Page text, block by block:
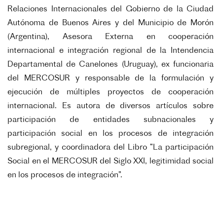
Relaciones Internacionales del Gobierno de la Ciudad
Autónoma de Buenos Aires y del Municipio de Morón
(Argentina), Asesora Externa en cooperación
internacional e integración regional de la Intendencia
Departamental de Canelones (Uruguay), ex funcionaria
del MERCOSUR y responsable de la formulación y
ejecución de múltiples proyectos de cooperación
internacional. Es autora de diversos artículos sobre
participación de entidades subnacionales y
participación social en los procesos de integración
subregional, y coordinadora del Libro “La participación
Social en el MERCOSUR del Siglo XXI, legitimidad social
en los procesos de integración”.